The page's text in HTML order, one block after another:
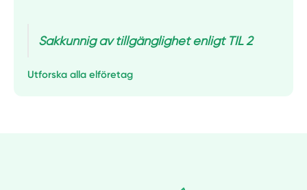
Sakkunnig av tillgänglighet enligt TIL 2
Utforska alla elföretag